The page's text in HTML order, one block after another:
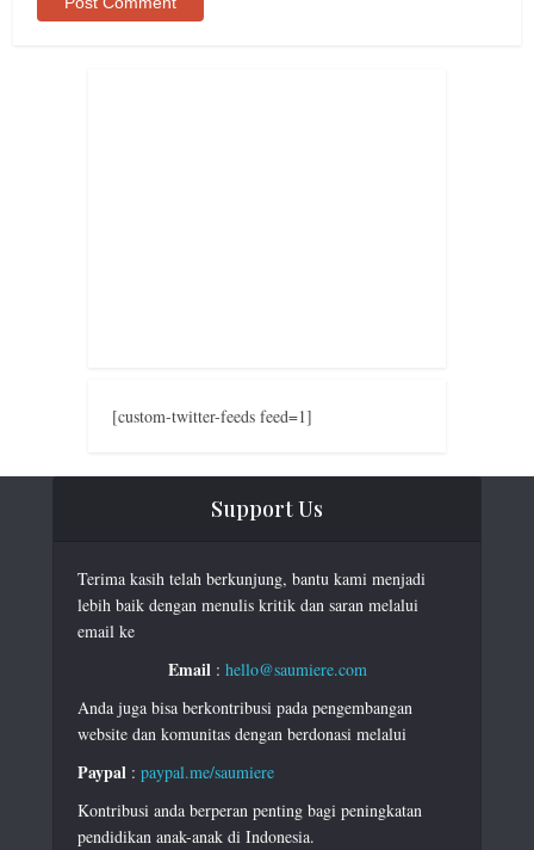
[custom-twitter-feeds feed=1]
Support Us
Terima kasih telah berkunjung, bantu kami menjadi
lebih baik dengan menulis kritik dan saran melalui
email ke
Email: hello@saumiere.com
Anda juga bisa berkontribusi pada pengembangan
website dan komunitas dengan berdonasi melalui
Paypal : paypal.me/saumiere
Kontribusi anda berperan penting bagi peningkatan
pendidikan anak-anak di Indonesia.